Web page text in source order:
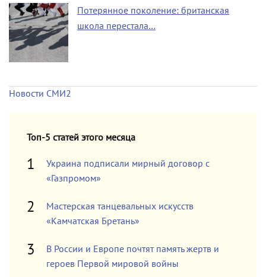
Потерянное поколение: британская
школа перестала…
Новости СМИ2
Топ-5 статей этого месяца
Украина подписали мирный договор с
«Газпромом»
Мастерская танцевальных искусств
«Камчатская Бретань»
В России и Европе почтят память жертв и
героев Первой мировой войны